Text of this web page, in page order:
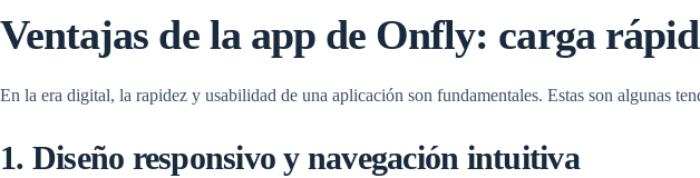
Ventajas de la app de Onfly: carga
En la era digital, la rapidez y usabilidad de una aplicación son fundamentales. Estas son algunas
1. Diseño responsivo y navegación intuitiva